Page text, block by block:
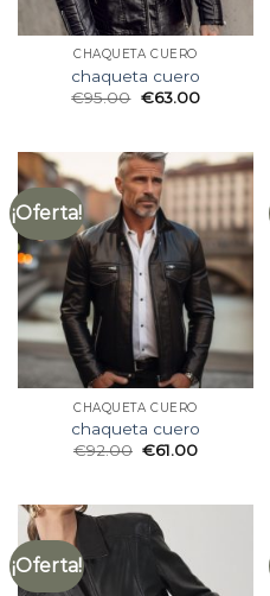
CHAQUETA CUERO
chaqueta cuero
€95.00 €63.00
¡Oferta!
CHAQUETA CUERO
chaqueta cuero
€92.00 €61.00
¡Oferta!